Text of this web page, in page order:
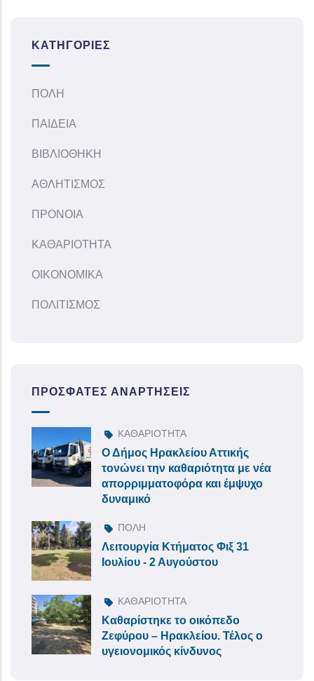
ΚΑΤΗΓΟΡΊΕΣ
ΠΟΛΗ
ΠΑΙΔΕΙΑ
ΒΙΒΛΙΟΘΗΚΗ
ΑΘΛΗΤΙΣΜΟΣ
ΠΡΟΝΟΙΑ
ΚΑΘΑΡΙΟΤΗΤΑ
ΟΙΚΟΝΟΜΙΚΑ
ΠΟΛΙΤΙΣΜΟΣ
ΠΡΌΣΦΑΤΕΣ ΑΝΑΡΤΉΣΕΙΣ
ΚΑΘΑΡΙΟΤΗΤΑ
Ο Δήμος Ηρακλείου Αττικής
τονώνει την καθαριότητα με νέα
απορριμματοφόρα και έμψυχο
δυναμικό
ΠΟΛΗ
Λειτουργία Κτήματος Φιξ 31
Ιουλίου - 2 Αυγούστου
ΚΑΘΑΡΙΟΤΗΤΑ
Καθαρίστηκε το οικόπεδο
Ζεφύρου – Ηρακλείου. Τέλος ο
υγειονομικός κίνδυνος